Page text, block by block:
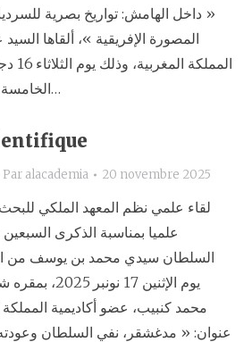
« داخل الهامش: تواريخ بصرية
المصورة الإفريقية »، ألقاها
الخامسة مساءً بمقر المعهد وقد…
Par alacademia 20 novembre 2025
لقاء علمي نظم المعهد الملكي
علميا بمناسبة الذكرى
السلطان سيدي محمد بن يوسف من
يوم الإثنين 17
محمد كنبيب، عضو أكاديمية المملكة
عنوان: « مدغشقر، نفي السلطان